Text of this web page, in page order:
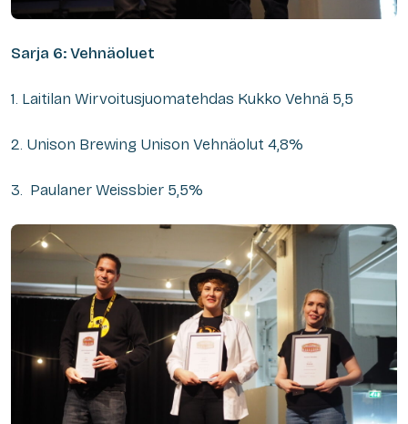
Sarja 6: Vehnäoluet
1. Laitilan Wirvoitusjuomatehdas Kukko Vehnä 5,5
2. Unison Brewing Unison Vehnäolut 4,8%
3. Paulaner Weissbier 5,5%